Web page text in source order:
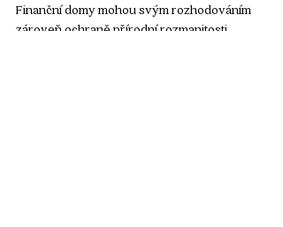
Finanční domy mohou svým rozhodováním
zároveň ochraně přírodní rozmanitosti